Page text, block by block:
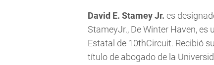
David E. Stamey Jr. es
StameyJr., De Winter Haven,
Estatal de 10thCircuit. Recibió
título de abogado de la